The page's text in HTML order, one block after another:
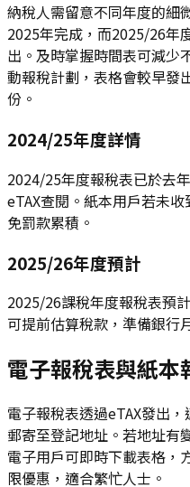
納稅人需留意不同年度的細
2025年完成，而2025/26年
出。及時掌握時間表可減少
動報稅計劃，表格會較早發
份。
2024/25年度詳情
2024/25年度報稅表已於去
eTAX查閱。紙本用戶若未
免罰款累積。
2025/26年度預計
2025/26課稅年度報稅表預
可提前估算稅款，準備銀行
電子報稅表與紙本
電子報稅表透過eTAX發出
郵寄至登記地址。若地址有
電子用戶可即時下載表格，
限優惠，適合繁忙人士。